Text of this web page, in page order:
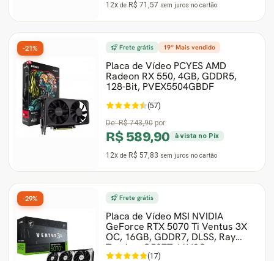
12x de R$ 71,57 sem juros no cartão
Frete grátis 19º Mais vendido
Placa de Vídeo PCYES AMD
Radeon RX 550, 4GB, GDDR5,
128-Bit, PVEX5504GBDF
(57)
De:R$ 743,90 por:
R$ 589,90 à vista no Pix
12x de R$ 57,83 sem juros no cartão
-21%
Frete grátis
Placa de Vídeo MSI NVIDIA
GeForce RTX 5070 Ti Ventus 3X
OC, 16GB, GDDR7, DLSS, Ray
Tracing, G507T-16V3C
(17)
-29%
Gabinete Liketec
Ver Todos
Fonte Thermaltake
Fontes Diversas
Ver Todos